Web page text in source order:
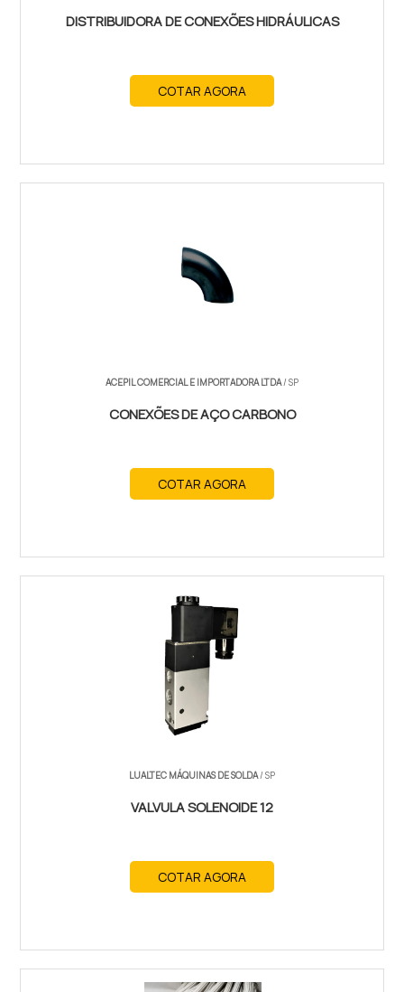
DISTRIBUIDORA DE CONEXÕES HIDRÁULICAS
COTAR AGORA
ACEPIL COMERCIAL E IMPORTADORA LTDA/ SP
CONEXÕES DE AÇO CARBONO
COTAR AGORA
LUALTEC MÁQUINAS DE SOLDA/ SP
VALVULA SOLENOIDE 12
COTAR AGORA